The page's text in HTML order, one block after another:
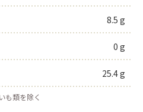
8.5 g
0 g
25.4 g
も類を除く